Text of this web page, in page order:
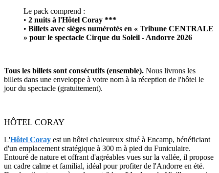
Le pack comprend :
• 2 nuits à l'Hôtel Coray ***
• Billets avec sièges numérotés en « Tribune CENTRALE
» pour le spectacle Cirque du Soleil - Andorre 2026
Tous les billets sont consécutifs (ensemble). Nous livrons les
billets dans une enveloppe à votre nom à la réception de l'hôtel le
jour du spectacle (gratuitement).
HÔTEL CORAY
L'Hôtel Coray est un hôtel chaleureux situé à Encamp, bénéficiant
d'un emplacement stratégique à 300 m à pied du Funiculaire.
Entouré de nature et offrant d'agréables vues sur la vallée, il propose
un cadre calme et familial, idéal pour profiter de l'Andorre en été.